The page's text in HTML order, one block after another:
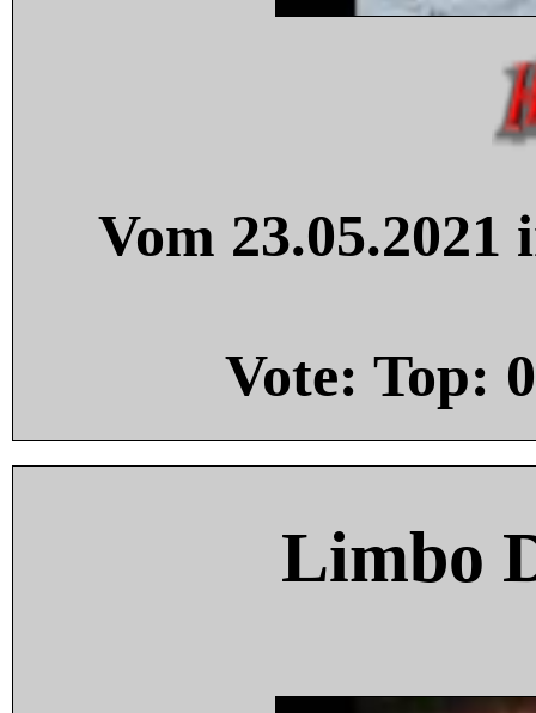
Vom
Vote: Top: 0
Limbo